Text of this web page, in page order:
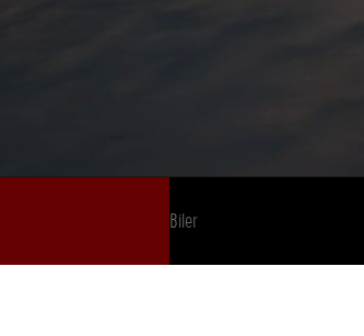
Biler